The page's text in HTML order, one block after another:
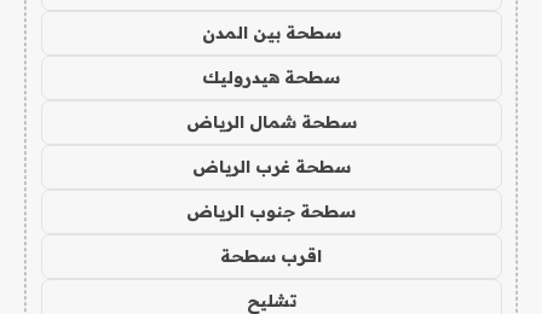
سطحة بين المدن
سطحة هيدروليك
سطحة شمال الرياض
سطحة غرب الرياض
سطحة جنوب الرياض
اقرب سطحة
تشليح